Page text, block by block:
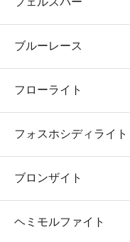
ブルーレース
フローライト
フォスホシディライト
ブロンザイト
ヘミモルファイト